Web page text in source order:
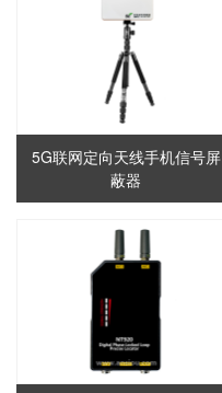
5G联网定向天线手机信号屏
蔽器